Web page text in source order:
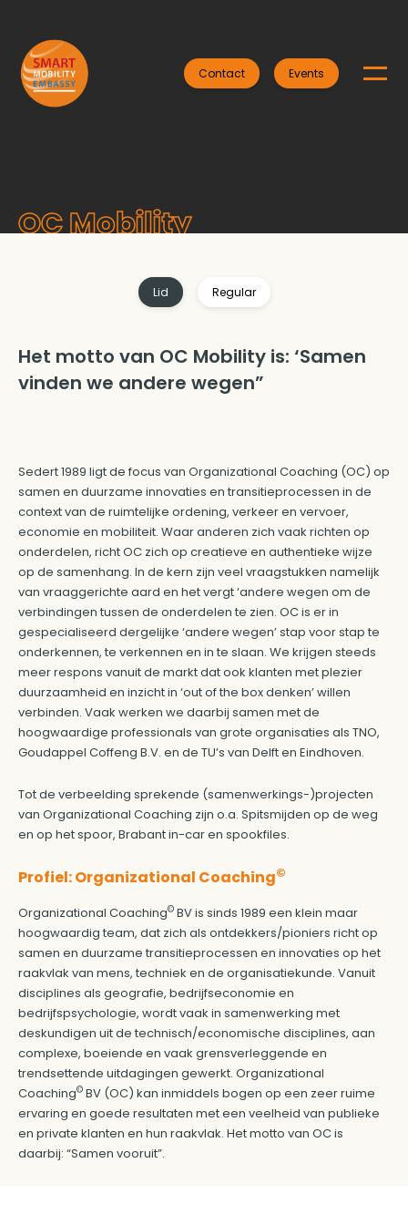
Contact Events
OC Mobility
Lid Regular
Het motto van OC Mobility is: ‘Samen
vinden we andere wegen”
Sedert 1989 ligt de focus van Organizational Coaching (OC) op
samen en duurzame innovaties en transitieprocessen in de
context van de ruimtelijke ordening, verkeer en vervoer,
economie en mobiliteit. Waar anderen zich vaak richten op
onderdelen, richt OC zich op creatieve en authentieke wijze
op de samenhang. In de kern zijn veel vraagstukken namelijk
van vraaggerichte aard en het vergt ‘andere wegen om de
verbindingen tussen de onderdelen te zien. OC is er in
gespecialiseerd dergelijke ‘andere wegen’ stap voor stap te
onderkennen, te verkennen en in te slaan. We krijgen steeds
meer respons vanuit de markt dat ook klanten met plezier
duurzaamheid en inzicht in ‘out of the box denken’ willen
verbinden. Vaak werken we daarbij samen met de
hoogwaardige professionals van grote organisaties als TNO,
Goudappel Coffeng B.V. en de TU’s van Delft en Eindhoven.
Tot de verbeelding sprekende (samenwerkings-)projecten
van Organizational Coaching zijn o.a. Spitsmijden op de weg
en op het spoor, Brabant in-car en spookfiles.
Profiel:Organizational Coaching©
Organizational Coaching© BV is sinds 1989 een klein maar
hoogwaardig team, dat zich als ontdekkers/pioniers richt op
samen en duurzame transitieprocessen en innovaties op het
raakvlak van mens, techniek en de organisatiekunde. Vanuit
disciplines als geografie, bedrijfseconomie en
bedrijfspsychologie, wordt vaak in samenwerking met
deskundigen uit de technisch/economische disciplines, aan
complexe, boeiende en vaak grensverleggende en
trendsettende uitdagingen gewerkt. Organizational
Coaching© BV (OC) kan inmiddels bogen op een zeer ruime
ervaring en goede resultaten met een veelheid van publieke
en private klanten en hun raakvlak. Het motto van OC is
daarbij: “Samen vooruit”.